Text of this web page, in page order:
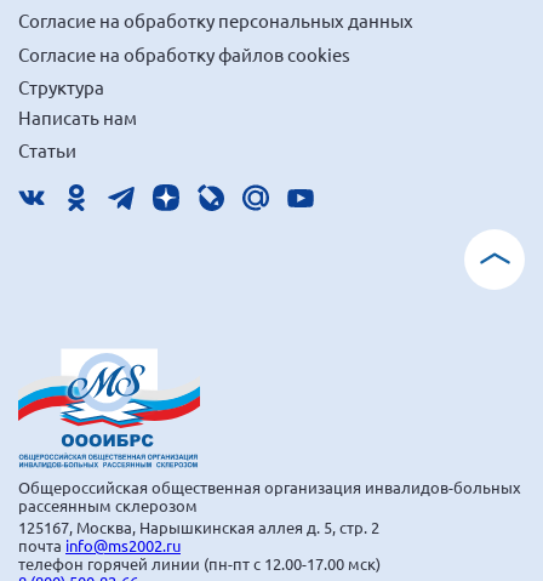
Московская область
Мурманская область
Нижегородская область
Омская область
Республика Бурятия
Республика Карелия
Республика Калмыкия
Республика Хакасия
Ростовская область
г. Санкт-Петербург
Согласие на обработку персональных данных
Согласие на обработку файлов cookies
Структура
Написать нам
Статьи
Общероссийская общественная организация инвалидов-больных
рассеянным склерозом
125167, Москва, Нарышкинская аллея д. 5, стр. 2
почта info@ms2002.ru
телефон горячей линии (пн-пт с 12.00-17.00 мск)